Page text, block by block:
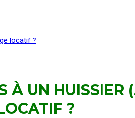
locatif ?
À UN HUISSIER
?